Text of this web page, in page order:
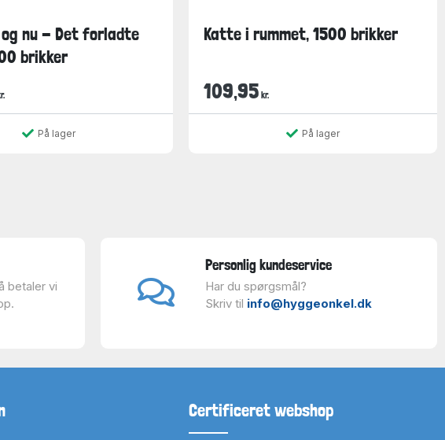
og nu - Det forladte
brikker
På lager
Katte i rummet, 1500 brikker
109,95 kr.
På lager
betaler vi
Personlig kundeservice
Har du spørgsmål?
Skriv til info@hyggeonkel.dk
Certificeret webshop